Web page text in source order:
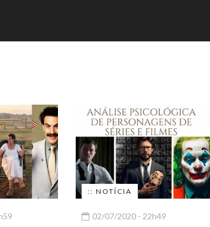
:: NOTÍCIA
02/07/2020 - 22h49